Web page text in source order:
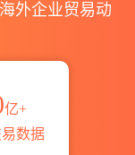
外企业贸易动
亿+
数据